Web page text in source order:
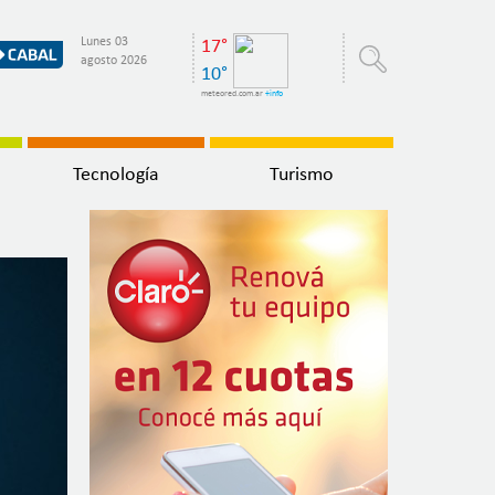
Lunes 03
agosto 2026
17°
10°
meteored.com.ar +info
Tecnología Turismo